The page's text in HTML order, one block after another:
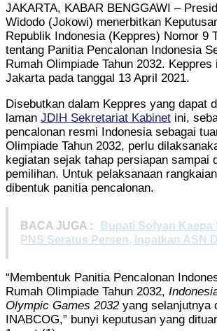
JAKARTA, KABAR BENGGAWI –
Widodo (Jokowi) menerbitkan
Republik Indonesia (Keppres) Nomor 9
tentang Panitia Pencalonan Indonesia
Rumah Olimpiade Tahun 2032.
Jakarta pada tanggal 13 April 2021.
Disebutkan dalam Keppres yang dapat
laman JDIH Sekretariat Kabinet ini,
pencalonan resmi Indonesia sebagai
Olimpiade Tahun 2032, perlu
kegiatan sejak tahap persiapan sampai
pemilihan. Untuk pelaksanaan
dibentuk panitia pencalonan.
BACA JUGA :
Bupati Sofyan Kaepa
PNS Seratus Persen, Ingatkan ASN
“Membentuk Panitia Pencalonan
Rumah Olimpiade Tahun 2032,
Olympic Games 2032yang selanjutnya
INABCOG,” bunyi keputusan yang